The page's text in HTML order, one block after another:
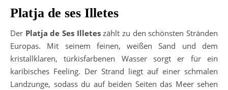
Platja de ses Illetes
Der Platja de Ses Illeteszählt zu den schönsten Stränden
Europas. Mit seinem feinen, weißen Sand und dem
kristallklaren, türkisfarbenen Wasser sorgt er für ein
karibisches Feeling. Der Strand liegt auf einer schmalen
Landzunge, sodass du auf beiden Seiten das Meer sehen